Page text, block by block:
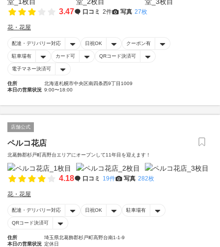
3.47 口コミ 2件 写真 27枚
花・花屋
配達・デリバリー対応 日祝OK クーポン有
駐車場有 カード可 QRコード決済可
電子マネー決済可
住所
北海道札幌市中央区南四条西9丁目1009
本日の営業状況 9:00〜18:00
店舗公式
ペルコ花店
北葛飾郡杉戸町高野台エリアにオープンして11年目を迎えます！
4.18 口コミ 19件 写真 282枚
花・花屋
配達・デリバリー対応 日祝OK 駐車場有
QRコード決済可
住所
埼玉県北葛飾郡杉戸町高野台南1-1-9
本日の営業状況 定休日